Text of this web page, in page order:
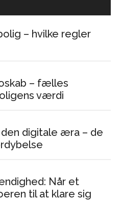
– hvilke regler
– fælles
værdi
digitale æra – de
Når et
til at klare sig